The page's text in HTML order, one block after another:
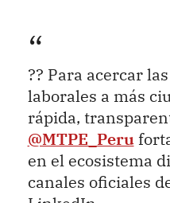
?? Para acercar
laborales a más
rápida,
@MTPE_Peru
en el ecosistema
canales oficiales